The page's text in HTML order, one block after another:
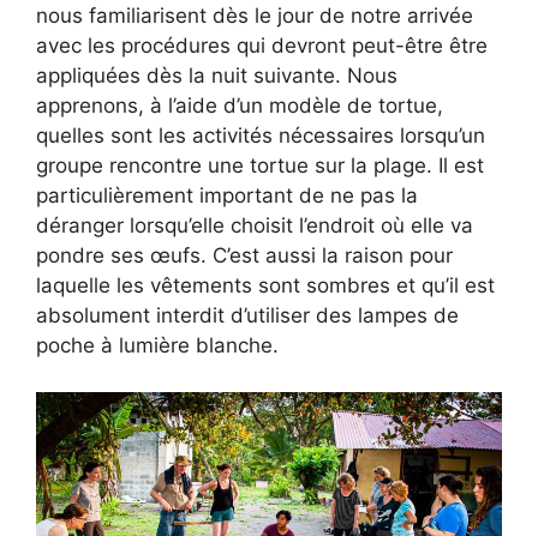
nous familiarisent dès le jour de notre arrivée
avec les procédures qui devront peut-être être
appliquées dès la nuit suivante. Nous
apprenons, à l’aide d’un modèle de tortue,
quelles sont les activités nécessaires lorsqu’un
groupe rencontre une tortue sur la plage. Il est
particulièrement important de ne pas la
déranger lorsqu’elle choisit l’endroit où elle va
pondre ses œufs. C’est aussi la raison pour
laquelle les vêtements sont sombres et qu’il est
absolument interdit d’utiliser des lampes de
poche à lumière blanche.